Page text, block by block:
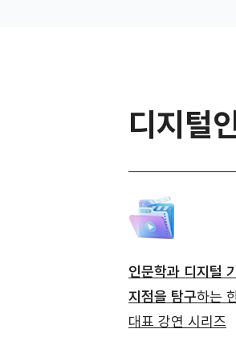
디지털
인문학과 디지털
지점을 탐구하는
대표 강연 시리즈